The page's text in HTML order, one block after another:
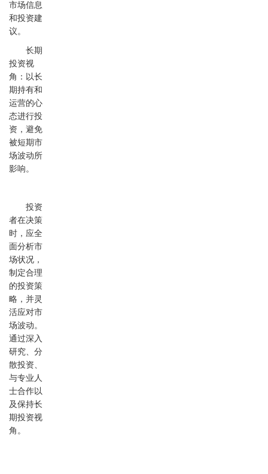
市场信息
和投资建
议。
长期
投资视
角：以长
期持有和
运营的心
态进行投
资，避免
被短期市
场波动所
影响。
投资
者在决策
时，应全
面分析市
场状况，
制定合理
的投资策
略，并灵
活应对市
场波动。
通过深入
研究、分
散投资、
与专业人
士合作以
及保持长
期投资视
角。